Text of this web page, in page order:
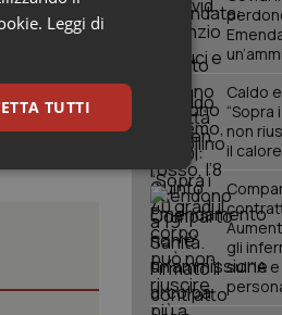
Caldo
non
il
gli
sull'IA
Leggi di
TUTTI